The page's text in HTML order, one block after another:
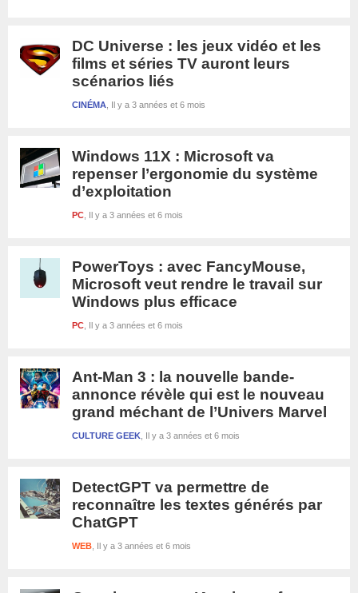
DC Universe : les jeux vidéo et les
films et séries TV auront leurs
scénarios liés
Il y a 3 années et 6 mois
CINÉMA
Windows 11X : Microsoft va
repenser l’ergonomie du système
d’exploitation
Il y a 3 années et 6 mois
PC
PowerToys : avec FancyMouse,
Microsoft veut rendre le travail sur
Windows plus efficace
Il y a 3 années et 6 mois
PC
Ant-Man 3 : la nouvelle bande-
annonce révèle qui est le nouveau
grand méchant de l’Univers Marvel
Il y a 3 années et 6 mois
CULTURE GEEK
DetectGPT va permettre de
reconnaître les textes générés par
ChatGPT
Il y a 3 années et 6 mois
WEB